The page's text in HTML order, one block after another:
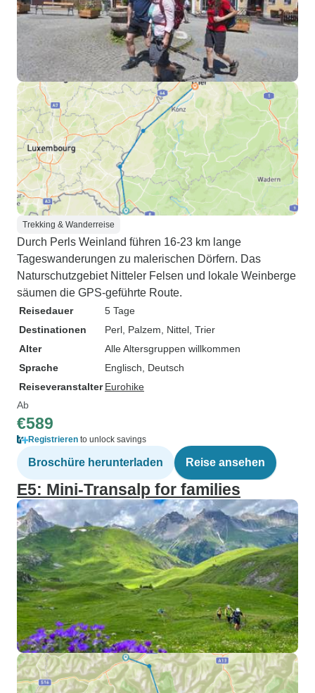
Trekking & Wanderreise
Durch Perls Weinland führen 16-23 km lange
Tageswanderungen zu malerischen Dörfern. Das
Naturschutzgebiet Nitteler Felsen und lokale Weinberge
säumen die GPS-geführte Route.
Reisedauer
5 Tage
Destinationen
Perl , Palzem , Nittel , Trier
Alter
Alle Altersgruppen willkommen
Sprache
Englisch, Deutsch
Reiseveranstalter Eurohike
Ab
€589
Registrieren to unlock savings
Broschüre herunterladen Reise ansehen
E5: Mini-Transalp for families